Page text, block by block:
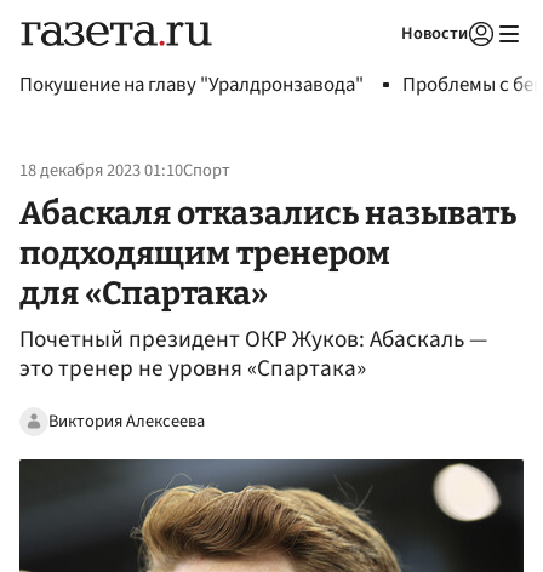
Новости
Покушение на главу "Уралдронзавода" Проблемы с
18 декабря 2023 01:10Спорт
Абаскаля отказались называть
подходящим тренером
для «Спартака»
Почетный президент ОКР Жуков: Абаскаль —
это тренер не уровня «Спартака»
Виктория Алексеева